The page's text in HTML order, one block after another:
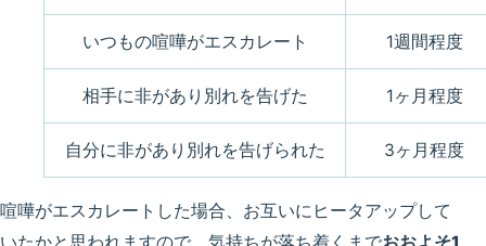
いつもの喧嘩がエスカレート 1週間程度
相手に非があり別れを告げた 1ヶ月程度
自分に非があり別れを告げられた 3ヶ月程度
喧嘩がエスカレートした場合、お互いにヒータアップして
いたかと思われますので、気持ちが落ち着くまでおおよそ1